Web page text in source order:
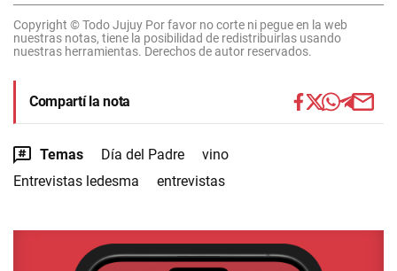
Copyright © Todo Jujuy Por favor no corte ni pegue en la web
nuestras notas, tiene la posibilidad de redistribuirlas usando
nuestras herramientas. Derechos de autor reservados.
Compartí la nota
Temas Día del Padre
vino
Entrevistas ledesma
entrevistas